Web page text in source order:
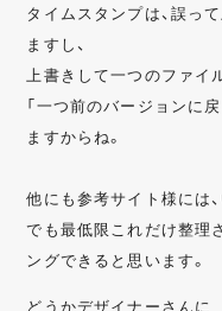
タイムスタンプは、誤っ
ますし、
上書きして一つのファイ
「一つ前のバージョンに
ますからね。
他にも参考サイト様には
でも最低限これだけ整理
ングできると思います。
どうかデザイナーさんに